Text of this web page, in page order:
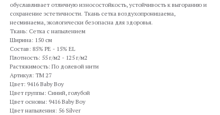
обуславливает отличную износостойкость, устойчивость к выгоранию и
сохранение эстетичности. Ткань сетка воздухопроницаема,
несминаема, экологически безопасна для здоровья.
Ткань: Сетка с напылением
Ширина: 150 см
Состав: 85% PE - 15% EL
Плотность: 55 г/м2 - 125 г/м2
Растяжимость: По долевой нити
Артикул: TM 27
Цвет: 9416 Baby Boy
Цвет группы: Синий, голубой
Цвет основы: 9416 Baby Boy
Цвет напыления: 56 Silver